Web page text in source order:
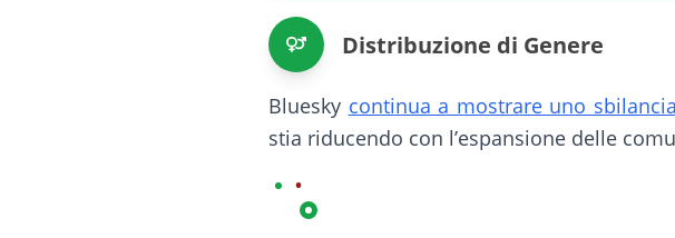
Distribuzione di Genere
Bluesky continua a mostrare uno
stia riducendo con l’espansione delle